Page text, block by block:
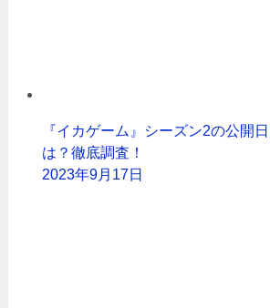
『イカゲーム』シーズン2の公開
は？徹底調査！
2023年9月17日